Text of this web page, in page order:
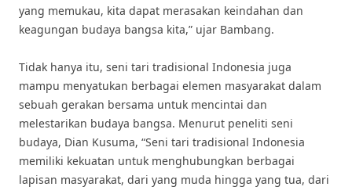
yang memukau, kita dapat merasakan keindahan dan
keagungan budaya bangsa kita,” ujar Bambang.
Tidak hanya itu, seni tari tradisional Indonesia juga
mampu menyatukan berbagai elemen masyarakat dalam
sebuah gerakan bersama untuk mencintai dan
melestarikan budaya bangsa. Menurut peneliti seni
budaya, Dian Kusuma, “Seni tari tradisional Indonesia
memiliki kekuatan untuk menghubungkan berbagai
lapisan masyarakat, dari yang muda hingga yang tua, dari